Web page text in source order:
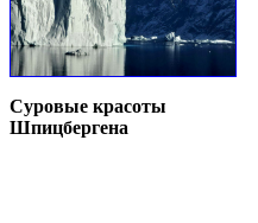
Суровые красоты
Шпицбергена